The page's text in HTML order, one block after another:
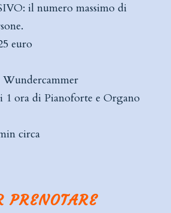
il numero massimo di
euro
ora di Pianoforte e Organo
circa
PRENOTARE